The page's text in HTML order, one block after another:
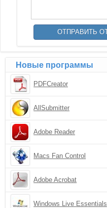
Новые программы
PDFCreator
AllSubmitter
Adobe Reader
Macs Fan Control
Adobe Acrobat
Windows Live Essentials